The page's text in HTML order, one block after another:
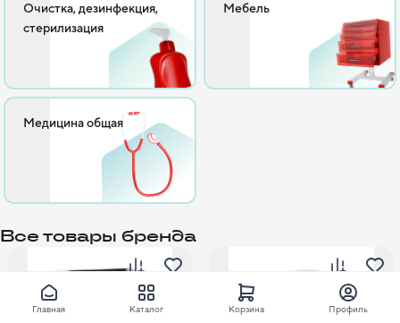
Очистка, дезинфекция,
стерилизация
Мебель
Медицина общая
Все товары бренда
Главная Каталог Корзина Профиль